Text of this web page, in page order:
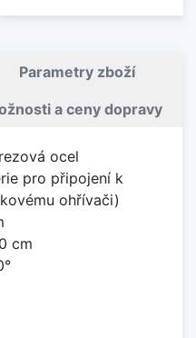
Parametry zboží
a ceny dopravy
ocel
pro připojení k
ohřívači)
cm